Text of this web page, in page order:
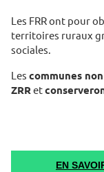
Les FRR ont pour
territoires ruraux
sociales.
Les communes
ZRR et
EN